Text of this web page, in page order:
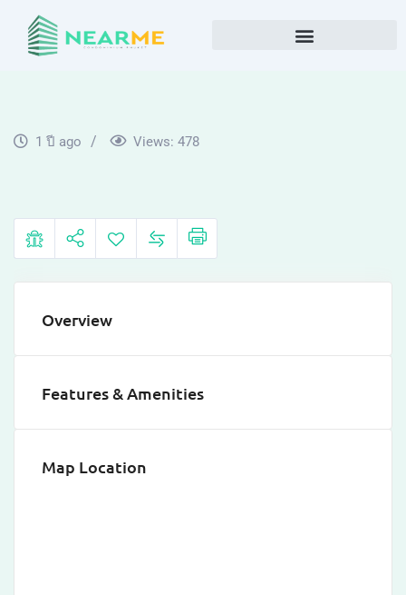
1 ปี ago Views: 478
Overview
Features & Amenities
Map Location